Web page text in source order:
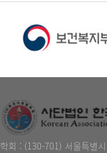
학회 : (130-701) 서울특별